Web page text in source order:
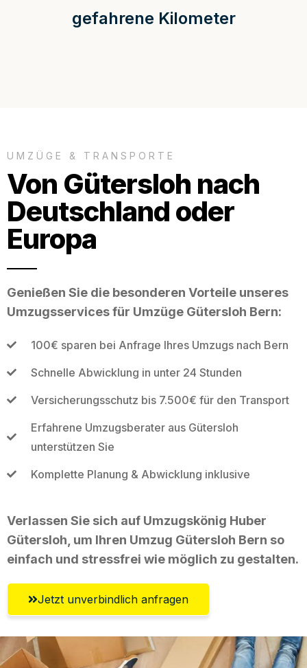
gefahrene Kilometer
UMZÜGE & TRANSPORTE
Von Gütersloh nach
Deutschland oder
Europa
Genießen Sie die besonderen Vorteile unseres
Umzugsservices für Umzüge Gütersloh Bern:
100€ sparen bei Anfrage Ihres Umzugs nach Bern
Schnelle Abwicklung in unter 24 Stunden
Versicherungsschutz bis 7.500€ für den Transport
Erfahrene Umzugsberater aus Gütersloh
unterstützen Sie
Komplette Planung & Abwicklung inklusive
Verlassen Sie sich auf Umzugskönig Huber
Gütersloh, um Ihren Umzug Gütersloh Bern so
einfach und stressfrei wie möglich zu gestalten.
Jetzt unverbindlich anfragen